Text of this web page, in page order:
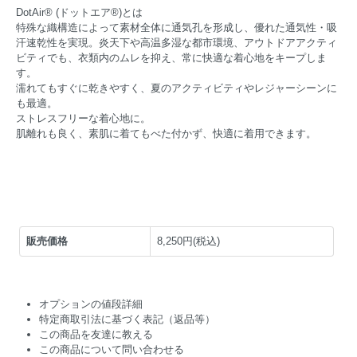
DotAir® (ドットエア®)とは
特殊な織構造によって素材全体に通気孔を形成し、優れた通気性・吸
汗速乾性を実現。炎天下や高温多湿な都市環境、アウトドアアクティ
ビティでも、衣類内のムレを抑え、常に快適な着心地をキープしま
す。
濡れてもすぐに乾きやすく、夏のアクティビティやレジャーシーンに
も最適。
ストレスフリーな着心地に。
肌離れも良く、素肌に着てもべた付かず、快適に着用できます。
販売価格 8,250円(税込)
オプションの値段詳細
特定商取引法に基づく表記（返品等）
この商品を友達に教える
この商品について問い合わせる